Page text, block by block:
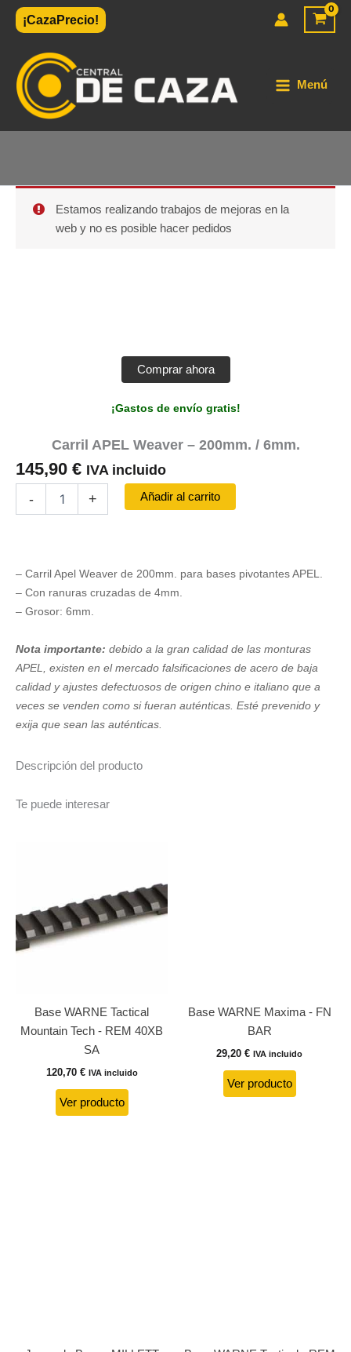
¡CazaPrecio!
Menú
Estamos realizando trabajos de mejoras en la
web y no es posible hacer pedidos
Comprar ahora
¡Gastos de envío gratis!
Carril APEL Weaver – 200mm. / 6mm.
145,90 € IVA incluido
-
cantidad
+ Añadir al carrito
– Carril Apel Weaver de 200mm. para bases pivotantes APEL.
– Con ranuras cruzadas de 4mm.
– Grosor: 6mm.
Nota importante: debido a la gran calidad de las monturas
APEL, existen en el mercado falsificaciones de acero de baja
calidad y ajustes defectuosos de origen chino e italiano que a
veces se venden como si fueran auténticas. Esté prevenido y
exija que sean las auténticas.
Descripción del producto
Te puede interesar
Base WARNE Tactical
Mountain Tech - REM 40XB
SA
120,70 € IVA incluido
Ver producto
Base WARNE Maxima - FN
BAR
29,20 € IVA incluido
Ver producto